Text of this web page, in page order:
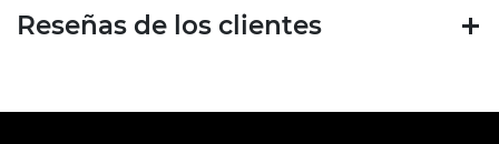
Reseñas de los clientes